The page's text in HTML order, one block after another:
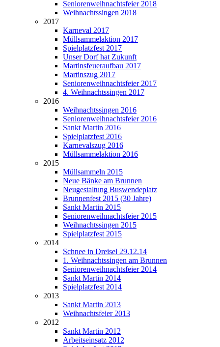
Seniorenweihnachtsfeier 2018
Weihnachtssingen 2018
2017
Karneval 2017
Müllsammelaktion 2017
Spielplatzfest 2017
Unser Dorf hat Zukunft
Martinsfeueraufbau 2017
Martinszug 2017
Seniorenweihnachtsfeier 2017
4. Weihnachtssingen 2017
2016
Weihnachtssingen 2016
Seniorenweihnachtsfeier 2016
Sankt Martin 2016
Spielplatzfest 2016
Karnevalszug 2016
Müllsammelaktion 2016
2015
Müllsammeln 2015
Neue Bänke am Brunnen
Neugestaltung Buswendeplatz
Brunnenfest 2015 (30 Jahre)
Sankt Martin 2015
Seniorenweihnachtsfeier 2015
Weihnachtssingen 2015
Spielplatzfest 2015
2014
Schnee in Dreisel 29.12.14
1. Weihnachtssingen am Brunnen
Seniorenweihnachtsfeier 2014
Sankt Martin 2014
Spielplatzfest 2014
2013
Sankt Martin 2013
Weihnachtsfeier 2013
2012
Sankt Martin 2012
Arbeitseinsatz 2012